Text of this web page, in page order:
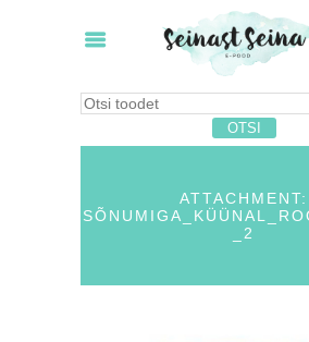
ATTACHMENT:
_2